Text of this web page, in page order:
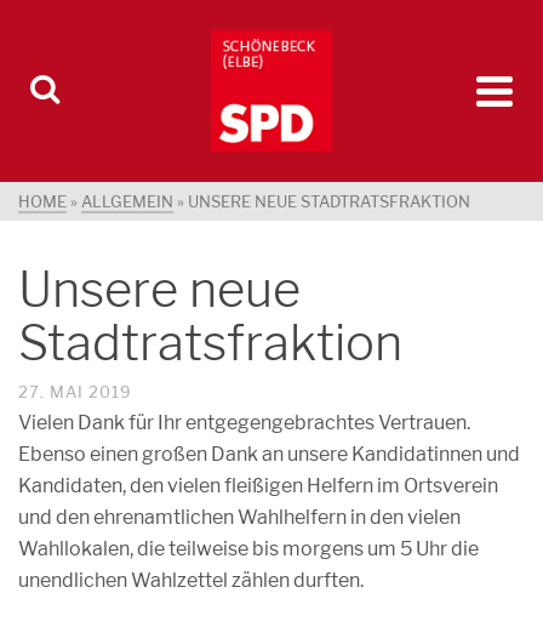
HOME » ALLGEMEIN » UNSERE NEUE STADTRATSFRAKTION
Unsere neue
Stadtratsfraktion
27. MAI 2019
Vielen Dank für Ihr entgegengebrachtes Vertrauen.
Ebenso einen großen Dank an unsere Kandidatinnen und
Kandidaten, den vielen fleißigen Helfern im Ortsverein
und den ehrenamtlichen Wahlhelfern in den vielen
Wahllokalen, die teilweise bis morgens um 5 Uhr die
unendlichen Wahlzettel zählen durften.